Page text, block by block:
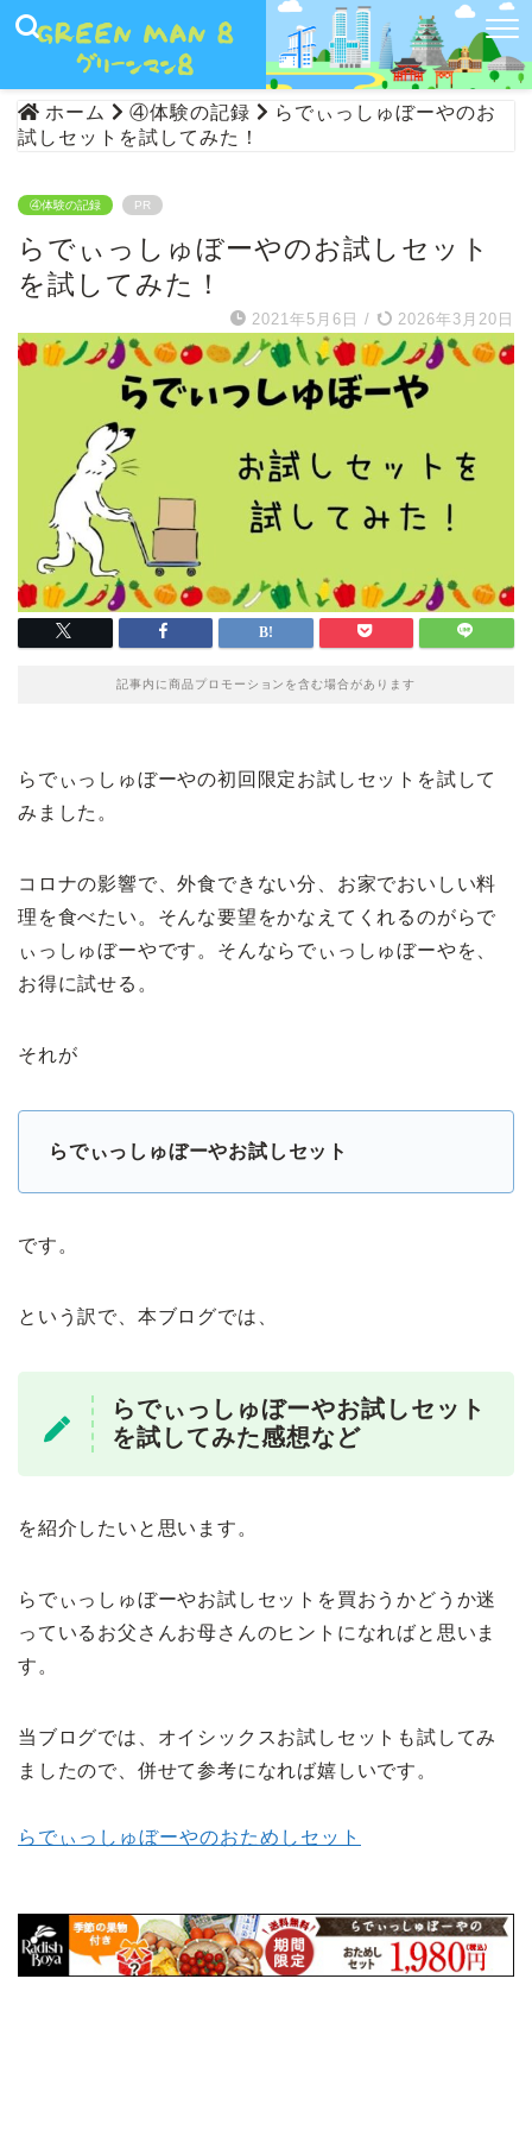
ホーム ④体験の記録
らでぃっしゅぼーやのお
試しセットを試してみた！
④体験の記録 PR
らでぃっしゅぼーやのお試しセット
を試してみた！
2021年5月6日 / 2026年3月20日
記事内に商品プロモーションを含む場合があります
らでぃっしゅぼーやの初回限定お試しセットを試して
みました。
コロナの影響で、外食できない分、お家でおいしい料
理を食べたい。そんな要望をかなえてくれるのがらで
ぃっしゅぼーやです。そんならでぃっしゅぼーやを、
お得に試せる。
それが
らでぃっしゅぼーやお試しセット
です。
という訳で、本ブログでは、
らでぃっしゅぼーやお試しセット
を試してみた感想など
を紹介したいと思います。
らでぃっしゅぼーやお試しセットを買おうかどうか迷
っているお父さんお母さんのヒントになればと思いま
す。
当ブログでは、オイシックスお試しセットも試してみ
ましたので、併せて参考になれば嬉しいです。
らでぃっしゅぼーやのおためしセット